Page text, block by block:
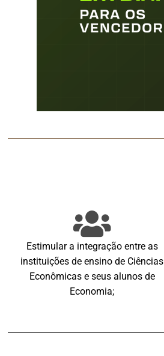
Estimular a integração entre as
instituições de ensino de Ciências
Econômicas e seus alunos de
Economia;